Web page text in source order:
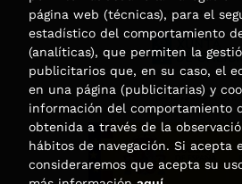
página web (técnicas), para el
estadístico del comportamiento
(analíticas), que permiten la
publicitarios que, en su caso, el
en una página (publicitarias) y
información del comportamiento
obtenida a través de la
hábitos de navegación. Si acepta
consideraremos que acepta su